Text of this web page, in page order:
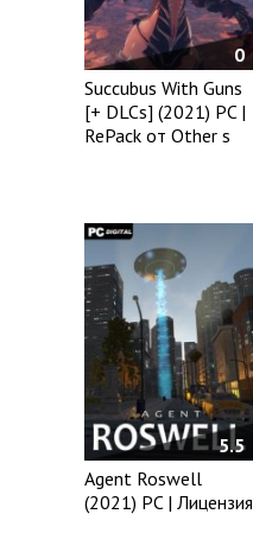
0
Succubus With Guns
[+ DLCs] (2021) PC |
RePack от Other s
5.5
Agent Roswell
(2021) PC | Лицензия